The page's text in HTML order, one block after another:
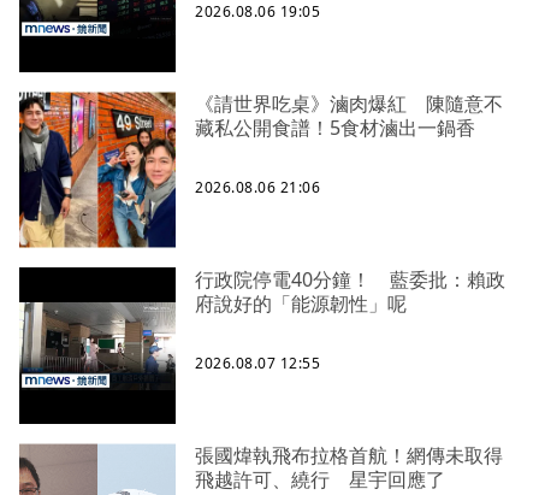
2026.08.06 19:05
《請世界吃桌》滷肉爆紅 陳隨意不
藏私公開食譜！5食材滷出一鍋香
2026.08.06 21:06
行政院停電40分鐘！ 藍委批：賴政
府說好的「能源韌性」呢
2026.08.07 12:55
張國煒執飛布拉格首航！網傳未取得
飛越許可、繞行 星宇回應了